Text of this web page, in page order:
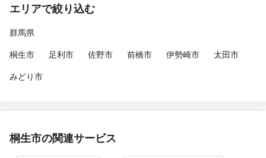
エリアで絞り込む
群馬県
桐生市
足利市 佐野市 前橋市 伊勢崎市
太田市
みどり市
桐生市の関連サービス